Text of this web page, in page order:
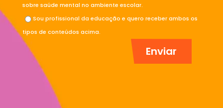
sobre saúde mental no ambiente escolar.
Sou profissional da educação e quero receber ambos os
tipos de conteúdos acima.